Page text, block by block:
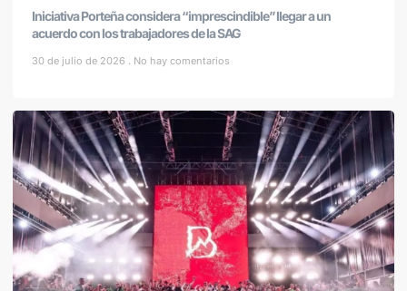
Iniciativa Porteña considera “imprescindible” llegar a un
acuerdo con los trabajadores de la SAG
30 de julio de 2026 No hay comentarios